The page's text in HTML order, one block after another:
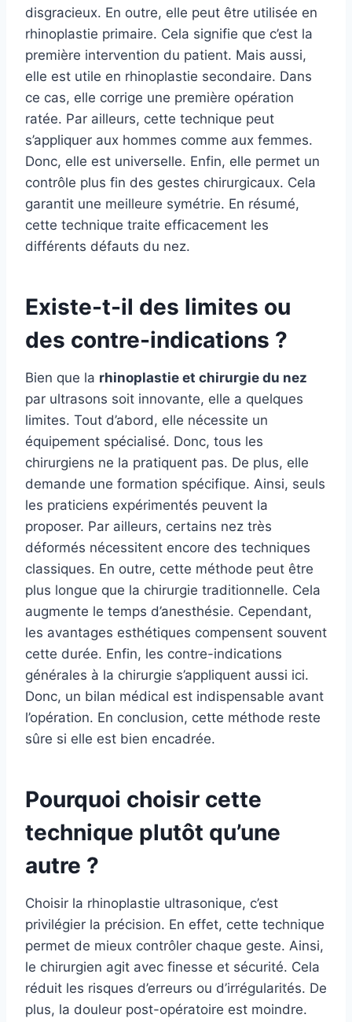
disgracieux. En outre, elle peut être utilisée en
rhinoplastie primaire. Cela signifie que c’est la
première intervention du patient. Mais aussi,
elle est utile en rhinoplastie secondaire. Dans
ce cas, elle corrige une première opération
ratée. Par ailleurs, cette technique peut
s’appliquer aux hommes comme aux femmes.
Donc, elle est universelle. Enfin, elle permet un
contrôle plus fin des gestes chirurgicaux. Cela
garantit une meilleure symétrie. En résumé,
cette technique traite efficacement les
différents défauts du nez.
Existe-t-il des limites ou
des contre-indications ?
Bien que la rhinoplastie et chirurgie du nez
par ultrasons soit innovante, elle a quelques
limites. Tout d’abord, elle nécessite un
équipement spécialisé. Donc, tous les
chirurgiens ne la pratiquent pas. De plus, elle
demande une formation spécifique. Ainsi, seuls
les praticiens expérimentés peuvent la
proposer. Par ailleurs, certains nez très
déformés nécessitent encore des techniques
classiques. En outre, cette méthode peut être
plus longue que la chirurgie traditionnelle. Cela
augmente le temps d’anesthésie. Cependant,
les avantages esthétiques compensent souvent
cette durée. Enfin, les contre-indications
générales à la chirurgie s’appliquent aussi ici.
Donc, un bilan médical est indispensable avant
l’opération. En conclusion, cette méthode reste
sûre si elle est bien encadrée.
Pourquoi choisir cette
technique plutôt qu’une
autre ?
Choisir la rhinoplastie ultrasonique, c’est
privilégier la précision. En effet, cette technique
permet de mieux contrôler chaque geste. Ainsi,
le chirurgien agit avec finesse et sécurité. Cela
réduit les risques d’erreurs ou d’irrégularités. De
plus, la douleur post-opératoire est moindre.